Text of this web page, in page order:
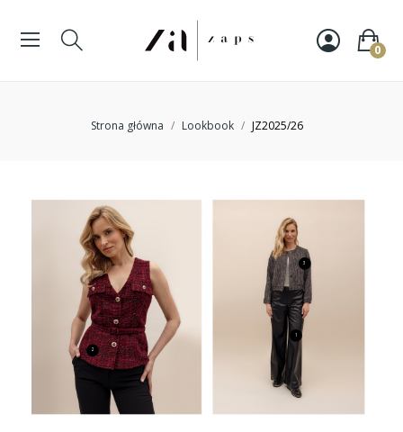
0
Strona główna Lookbook JZ2025/26
1
2
3